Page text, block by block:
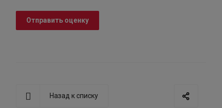
Отправить оценку
Назад к списку